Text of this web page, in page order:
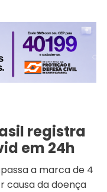
registra
em 24h
a marca de 4
causa da doença